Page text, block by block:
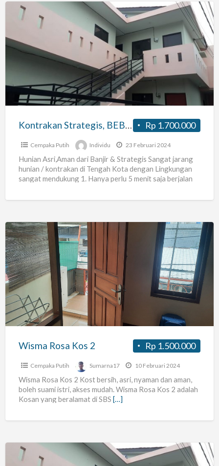
Kontrakan
Strategis,
BEBAS
BANJIR
Dekat
Perkantoran
Tengah
Kota
Rp 1.700.000
Kontrakan Strategis, BEBAS BANJIR & Dekat Perkantoran di Tengah Kota
Cempaka Putih Individu 23 Februari 2024
Hunian Asri,Aman dari Banjir & Strategis Sangat jarang
hunian / kontrakan di Tengah Kota dengan Lingkungan
sangat mendukung 1. Hanya perlu 5 menit saja berjalan
Wisma
Rosa
Kos
2
Rp 1.500.000
Wisma Rosa Kos 2
Cempaka Putih Sumarna17 10 Februari 2024
Wisma Rosa Kos 2 Kost bersih, asri, nyaman dan aman,
boleh suami istri, akses mudah. Wisma Rosa Kos 2 adalah
Kosan yang beralamat di SBS […]